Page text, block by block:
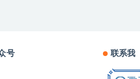
号 联系我